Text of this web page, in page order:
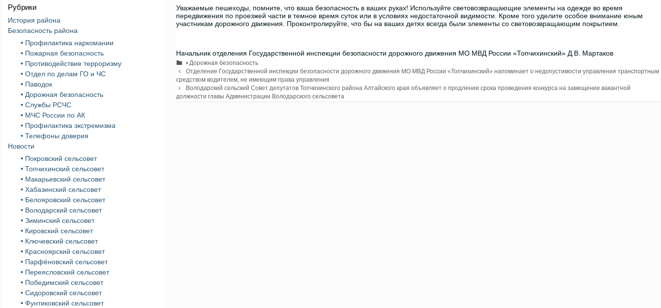
Уважаемые пешеходы, помните, что ваша безопасность в ваших руках! Используйте световозвращающие элементы на одежде во время
передвижения по проезжей части в темное время суток или в условиях недостаточной видимости. Кроме того уделите особое внимание юным
участникам дорожного движения. Проконтролируйте, что бы на ваших детях всегда были элементы со световозвращающим покрытием.
Начальник отделения Государственной инспекции безопасности дорожного движения МО МВД России «Топчихинский» Д.В. Мартаков
Рубрики
• Дорожная безопасность
Навигация
записи
Отделение Государственной инспекции безопасности дорожного движения МО МВД России «Топчихинский» напоминает о недопустимости управления транспортным
средством водителем, не имеющим права управления
Володарский сельский Совет депутатов Топчихинского района Алтайского края объявляет о продлении срока проведения конкурса на замещение вакантной
должности главы Администрации Володарского сельсовета
Рубрики
История района
Безопасность района
• Профилактика наркомании
• Пожарная безопасность
• Противодействие терроризму
• Отдел по делам ГО и ЧС
• Паводок
• Дорожная безопасность
• Службы РСЧС
• МЧС России по АК
• Профилактика экстремизма
• Телефоны доверия
Новости
• Покровский сельсовет
• Топчихинский сельсовет
• Макарьевский сельсовет
• Хабазинский сельсовет
• Белояровский сельсовет
• Володарский сельсовет
• Зиминский сельсовет
• Кировский сельсовет
• Ключевский сельсовет
• Красноярский сельсовет
• Парфёновский сельсовет
• Переясловский сельсовет
• Победимский сельсовет
• Сидоровский сельсовет
• Фунтиковский сельсовет